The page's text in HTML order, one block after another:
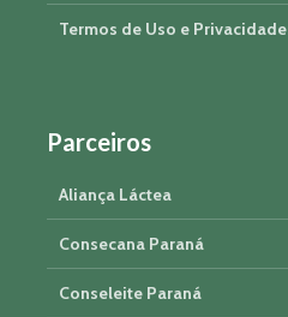
Termos de Uso e Privacidade
Parceiros
Aliança Láctea
Consecana Paraná
Conseleite Paraná